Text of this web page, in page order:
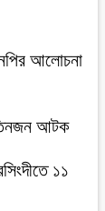
আলোচনা
আটক
১১